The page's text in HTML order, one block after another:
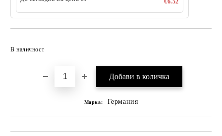
€6.52
В наличност
Марка: Германия